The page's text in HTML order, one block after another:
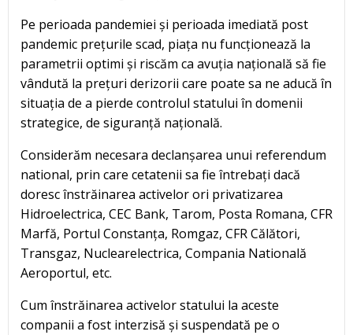
Pe perioada pandemiei și perioada imediată post
pandemic prețurile scad, piața nu funcționează la
parametrii optimi și riscăm ca avuția națională să fie
vândută la prețuri derizorii care poate sa ne aducă în
situația de a pierde controlul statului în domenii
strategice, de siguranță națională.
Considerăm necesara declanșarea unui referendum
national, prin care cetatenii sa fie întrebați dacă
doresc înstrăinarea activelor ori privatizarea
Hidroelectrica, CEC Bank, Tarom, Posta Romana, CFR
Marfă, Portul Constanța, Romgaz, CFR Călători,
Transgaz, Nuclearelectrica, Compania Natională
Aeroportul, etc.
Cum înstrăinarea activelor statului la aceste
companii a fost interzisă și suspendată pe o